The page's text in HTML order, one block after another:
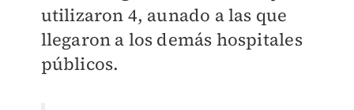
utilizaron 4, aunado a las que
llegaron a los demás hospitales
públicos.